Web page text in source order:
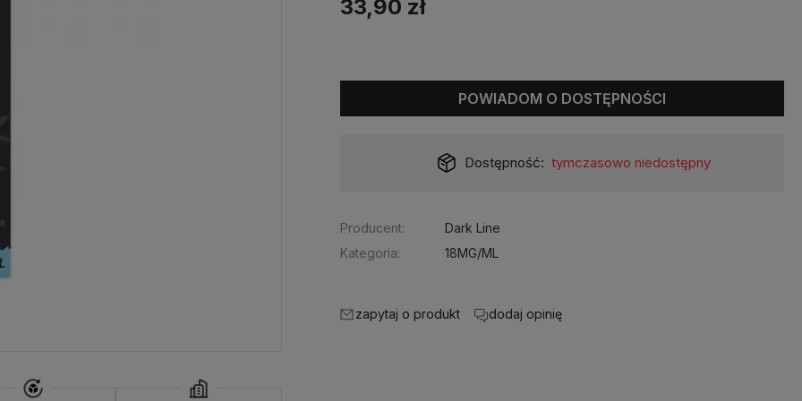
33,90 zł
POWIADOM O DOSTĘPNOŚCI
Dostępność: tymczasowo niedostępny
Producent:
Dark Line
Kategoria:
18MG/ML
zapytaj o produkt dodaj opinię